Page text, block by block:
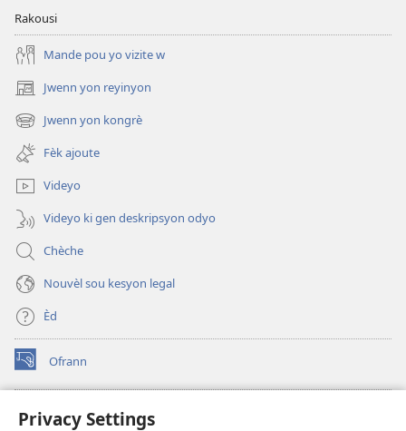
Privacy Settings
Rakousi
Mande pou yo vizite w
Jwenn yon reyinyon
(opens
new
window)
Jwenn yon kongrè
(opens
new
window)
Fèk ajoute
Videyo
Videyo ki gen deskripsyon odyo
Chèche
Nouvèl sou kesyon legal
Èd
Ofrann
(opens
new
Bibliyotèk sou Entènèt
(opens